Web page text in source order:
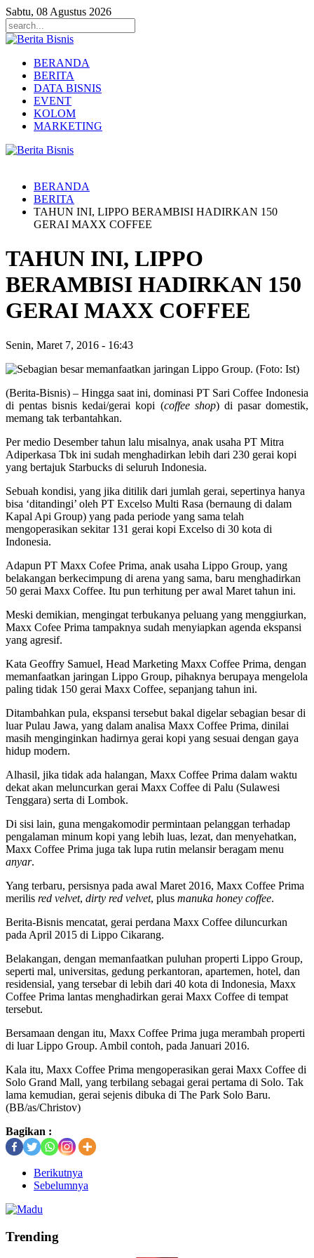
Sabtu, 08 Agustus 2026
BERANDA
BERITA
DATA BISNIS
EVENT
KOLOM
MARKETING
BERANDA
BERITA
TAHUN INI, LIPPO BERAMBISI HADIRKAN 150
GERAI MAXX COFFEE
TAHUN INI, LIPPO
BERAMBISI HADIRKAN 150
GERAI MAXX COFFEE
Senin, Maret 7, 2016 - 16:43
(Berita-Bisnis) – Hingga saat ini, dominasi PT Sari Coffee Indonesia
di pentas bisnis kedai/gerai kopi (coffee shop) di pasar domestik,
memang tak terbantahkan.
Per medio Desember tahun lalu misalnya, anak usaha PT Mitra
Adiperkasa Tbk ini sudah menghadirkan lebih dari 230 gerai kopi
yang bertajuk Starbucks di seluruh Indonesia.
Sebuah kondisi, yang jika ditilik dari jumlah gerai, sepertinya hanya
bisa ‘ditandingi’ oleh PT Excelso Multi Rasa (bernaung di dalam
Kapal Api Group) yang pada periode yang sama telah
mengoperasikan sekitar 131 gerai kopi Excelso di 30 kota di
Indonesia.
Adapun PT Maxx Cofee Prima, anak usaha Lippo Group, yang
belakangan berkecimpung di arena yang sama, baru menghadirkan
50 gerai Maxx Coffee. Itu pun terhitung per awal Maret tahun ini.
Meski demikian, mengingat terbukanya peluang yang menggiurkan,
Maxx Cofee Prima tampaknya sudah menyiapkan agenda ekspansi
yang agresif.
Kata Geoffry Samuel, Head Marketing Maxx Coffee Prima, dengan
memanfaatkan jaringan Lippo Group, pihaknya berupaya mengelola
paling tidak 150 gerai Maxx Coffee, sepanjang tahun ini.
Ditambahkan pula, ekspansi tersebut bakal digelar sebagian besar di
luar Pulau Jawa, yang dalam analisa Maxx Coffee Prima, dinilai
masih menginginkan hadirnya gerai kopi yang sesuai dengan gaya
hidup modern.
Alhasil, jika tidak ada halangan, Maxx Coffee Prima dalam waktu
dekat akan meluncurkan gerai Maxx Coffee di Palu (Sulawesi
Tenggara) serta di Lombok.
Di sisi lain, guna mengakomodir permintaan pelanggan terhadap
pengalaman minum kopi yang lebih luas, lezat, dan menyehatkan,
Maxx Coffee Prima juga tak lupa rutin melansir beragam menu
anyar.
Yang terbaru, persisnya pada awal Maret 2016, Maxx Coffee Prima
merilis red velvet, dirty red velvet, plus manuka honey coffee.
Berita-Bisnis mencatat, gerai perdana Maxx Coffee diluncurkan
pada April 2015 di Lippo Cikarang.
Belakangan, dengan memanfaatkan puluhan properti Lippo Group,
seperti mal, universitas, gedung perkantoran, apartemen, hotel, dan
residensial, yang tersebar di lebih dari 40 kota di Indonesia, Maxx
Coffee Prima lantas menghadirkan gerai Maxx Coffee di tempat
tersebut.
Bersamaan dengan itu, Maxx Coffee Prima juga merambah properti
di luar Lippo Group. Ambil contoh, pada Januari 2016.
Kala itu, Maxx Coffee Prima mengoperasikan gerai Maxx Coffee di
Solo Grand Mall, yang terbilang sebagai gerai pertama di Solo. Tak
lama kemudian, gerai sejenis dibuka di The Park Solo Baru.
(BB/as/Christov)
Bagikan :
Berikutnya
Sebelumnya
Trending